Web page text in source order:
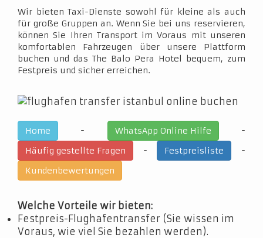
Wir bieten Taxi-Dienste sowohl für kleine als auch
für große Gruppen an. Wenn Sie bei uns reservieren,
können Sie Ihren Transport im Voraus mit unseren
komfortablen Fahrzeugen über unsere Plattform
buchen und das The Balo Pera Hotel bequem, zum
Festpreis und sicher erreichen.
Home - WhatsApp Online Hilfe
-
Häufig gestellte Fragen
- Festpreisliste
-
Kundenbewertungen
Welche Vorteile wir bieten:
Festpreis-Flughafentransfer (Sie wissen im
Voraus, wie viel Sie bezahlen werden).